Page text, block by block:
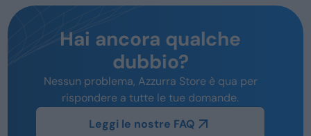
Hai ancora qualche
dubbio?
Nessun problema, Azzurra Store è qua per
rispondere a tutte le tue domande.
Leggi le nostre FAQ